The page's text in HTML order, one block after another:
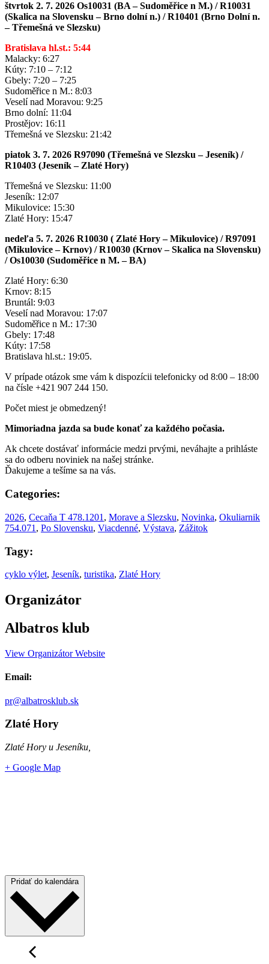
štvrtok 2. 7. 2026 Os10031 (BA – Sudoměřice n M.) / R10031
(Skalica na Slovensku – Brno dolní n.) / R10401 (Brno Dolní n.
– Třemešná ve Slezsku)
Bratislava hl.st.: 5:44
Malacky: 6:27
Kúty: 7:10 – 7:12
Gbely: 7:20 – 7:25
Sudoměřice n M.: 8:03
Veselí nad Moravou: 9:25
Brno dolní: 11:04
Prostějov: 16:11
Třemešná ve Slezsku: 21:42
piatok 3. 7. 2026 R97090 (Třemešná ve Slezsku – Jeseník) /
R10403 (Jeseník – Zlaté Hory)
Třemešná ve Slezsku: 11:00
Jeseník: 12:07
Mikulovice: 15:30
Zlaté Hory: 15:47
nedeľa 5. 7. 2026 R10030 ( Zlaté Hory – Mikulovice) / R97091
(Mikulovice – Krnov) / R10030 (Krnov – Skalica na Slovensku)
/ Os10030 (Sudoměřice n M. – BA)
Zlaté Hory: 6:30
Krnov: 8:15
Bruntál: 9:03
Veselí nad Moravou: 17:07
Sudoměřice n M.: 17:30
Gbely: 17:48
Kúty: 17:58
Bratislava hl.st.: 19:05.
V prípade otázok sme vám k dispozícii telefonicky od 8:00 – 18:00
na čísle +421 907 244 150.
Počet miest je obmedzený!
Mimoriadna jazda sa bude konať za každého počasia.
Ak chcete dostávať informácie medzi prvými, neváhajte a prihláste
sa do odberu noviniek na našej stránke.
Ďakujeme a tešíme sa na vás.
Categories:
2026, Cecaňa T 478.1201 , Morave a Slezsku, Novinka, Okuliarnik
754.071 , Po Slovensku, Viacdenné, Výstava, Zážitok
Tagy:
cyklo výlet, Jeseník, turistika, Zlaté Hory
Organizátor
Albatros klub
View Organizátor Website
Email:
pr@albatrosklub.sk
Zlaté Hory
Zlaté Hory u Jeseníku
+ Google Map
Pridať do kalendára